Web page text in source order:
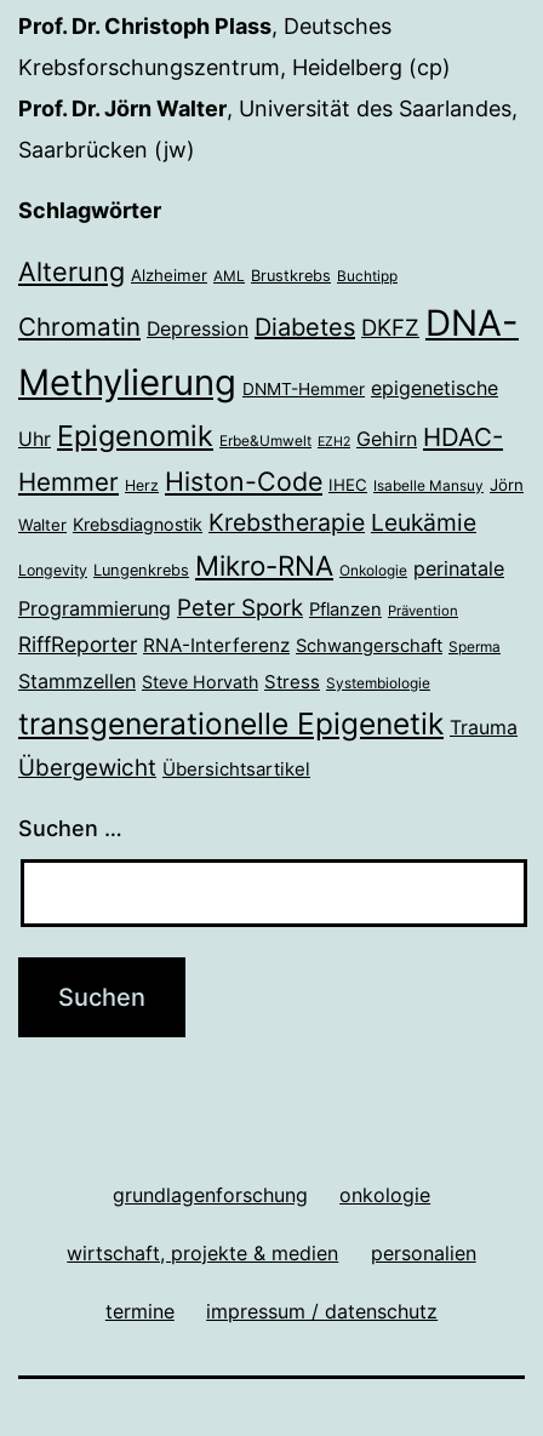
Prof. Dr. Christoph Plass, Deutsches
Krebsforschungszentrum, Heidelberg (cp)
Prof. Dr. Jörn Walter, Universität des Saarlandes,
Saarbrücken (jw)
Schlagwörter
Alterung Alzheimer AML Brustkrebs Buchtipp
Chromatin Depression Diabetes DKFZ DNA-
Methylierung DNMT-Hemmer epigenetische
Uhr Epigenomik Erbe&Umwelt EZH2 Gehirn HDAC-
Hemmer Herz Histon-Code IHEC Isabelle Mansuy Jörn
Walter Krebsdiagnostik Krebstherapie Leukämie
Longevity Lungenkrebs Mikro-RNA Onkologie perinatale
Programmierung Peter Spork Pflanzen Prävention
RiffReporter RNA-Interferenz Schwangerschaft Sperma
Stammzellen Steve Horvath Stress Systembiologie
transgenerationelle Epigenetik Trauma
Übergewicht Übersichtsartikel
Suchen …
grundlagenforschung onkologie
wirtschaft, projekte & medien personalien
termine impressum / datenschutz